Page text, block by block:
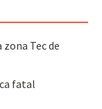
Tec de
fatal